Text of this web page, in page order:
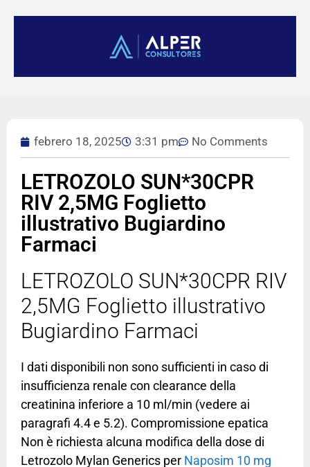
febrero 18, 2025 3:31 pm No Comments
LETROZOLO SUN*30CPR
RIV 2,5MG Foglietto
illustrativo Bugiardino
Farmaci
LETROZOLO SUN*30CPR RIV
2,5MG Foglietto illustrativo
Bugiardino Farmaci
I dati disponibili non sono sufficienti in caso di
insufficienza renale con clearance della
creatinina inferiore a 10 ml/min (vedere ai
paragrafi 4.4 e 5.2). Compromissione epatica
Non è richiesta alcuna modifica della dose di
Letrozolo Mylan Generics per Naposim 10 mg